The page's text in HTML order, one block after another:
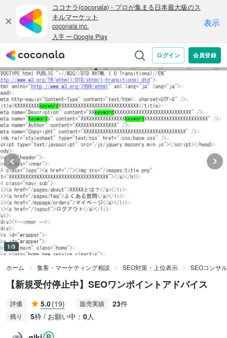
1/3
ホーム 集客・マーケティング相談 SEO対策・上位表示 SEOコンサ
【新規受付停止中】SEOワンポイントアドバイス
評価 5.0(19) 販売実績 23件
残り 5枠 / お願い中： 0人